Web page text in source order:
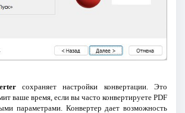
сохраняет настройки конвертации. Это
ваше время, если вы часто конвертируете PDF
параметрами. Конвертер дает возможность